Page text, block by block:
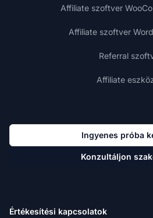
Affiliate szoftver
Affiliate szoftver
Referral
Affiliate
Ingyenes próba
Konzultáljon
Értékesítési kapcsolatok